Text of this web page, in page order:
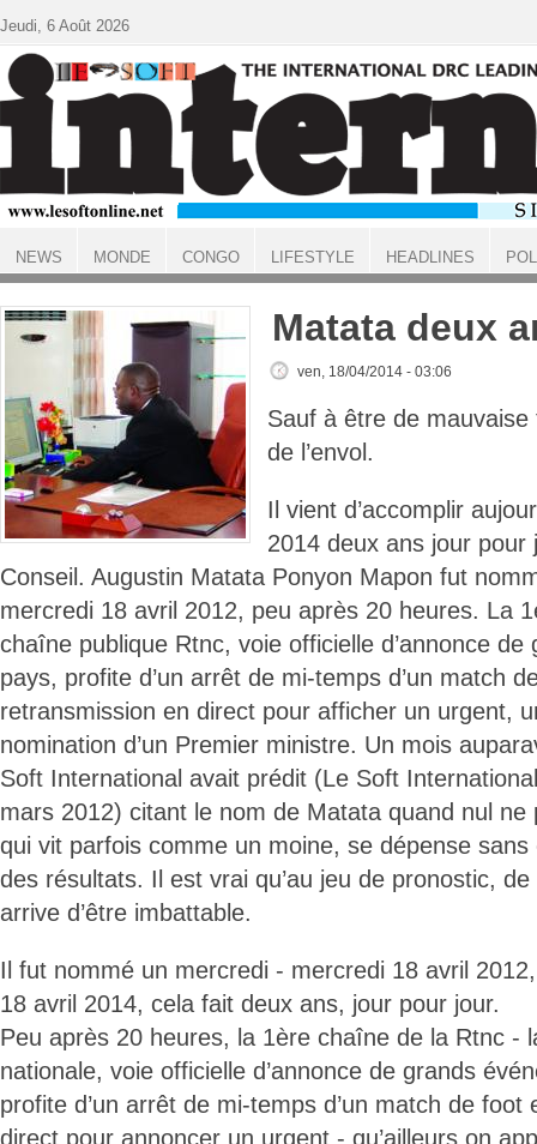
ACCUEIL
Matata deux
ven, 18/04/2014 - 03:06
Sauf à être de
de l’envol.
Il vient d’accomplir
2014 deux ans jour pour
Conseil. Augustin Matata Ponyon Mapon fut
mercredi 18 avril 2012, peu après 20 heures. La
chaîne publique Rtnc, voie officielle d’annonce
pays, profite d’un arrêt de mi-temps d’un match
retransmission en direct pour afficher un urgent,
nomination d’un Premier ministre. Un mois
Soft International avait prédit (Le Soft
mars 2012) citant le nom de Matata quand nul ne
qui vit parfois comme un moine, se dépense sans
des résultats. Il est vrai qu’au jeu de pronostic,
arrive d’être imbattable.
Il fut nommé un mercredi - mercredi 18 avril
18 avril 2014, cela fait deux ans, jour pour jour.
Peu après 20 heures, la 1ère chaîne de la Rtnc -
nationale, voie officielle d’annonce de grands
profite d’un arrêt de mi-temps d’un match de foot
direct pour annoncer un urgent - qu’ailleurs on
Jeudi, 6 Août 2026
NEWS MONDE CONGO LIFESTYLE HEADLINES